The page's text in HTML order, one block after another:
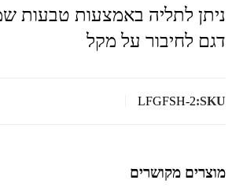
ניתן לתליה באמצעות טבעות
דגם לחיבור על מקל
SKU:
LFGFSH-2
מוצרים מקושרים